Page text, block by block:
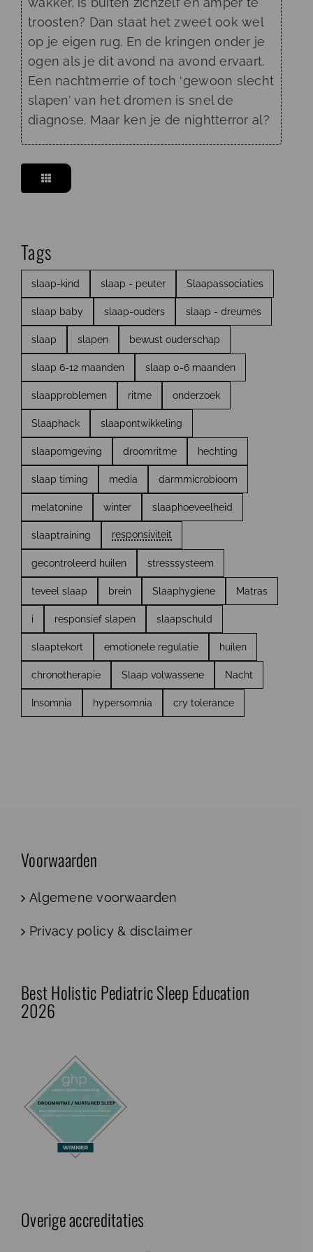
troosten? Dan staat het zweet ook wel
op je eigen rug. En de kringen onder je
ogen als je dit avond na avond ervaart.
Een nachtmerrie of toch ‘gewoon slecht
slapen’ van het dromen is snel de
diagnose. Maar ken je de nightterror al?
Tags
slaap-kind slaap - peuter Slaapassociaties
slaap baby slaap-ouders slaap - dreumes
slaap slapen bewust ouderschap
slaap 6-12 maanden slaap 0-6 maanden
slaapproblemen ritme onderzoek
Slaaphack slaapontwikkeling
slaapomgeving droomritme hechting
slaap timing media darmmicrobioom
melatonine winter slaaphoeveelheid
slaaptraining responsiviteit
gecontroleerd huilen stresssysteem
teveel slaap brein Slaaphygiene Matras
i responsief slapen slaapschuld
slaaptekort emotionele regulatie huilen
chronotherapie Slaap volwassene Nacht
Insomnia hypersomnia cry tolerance
Voorwaarden
Algemene voorwaarden
Privacy policy & disclaimer
Best Holistic Pediatric Sleep Education
2026
Overige accreditaties